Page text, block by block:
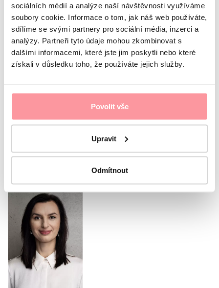
sociálních médií a analýze naší návštěvnosti využíváme
soubory cookie. Informace o tom, jak náš web používáte,
sdílíme se svými partnery pro sociální média, inzerci a
analýzy. Partneři tyto údaje mohou zkombinovat s
dalšími informacemi, které jste jim poskytli nebo které
získali v důsledku toho, že používáte jejich služby.
Povolit vše
Upravit
Odmítnout
Tutte le comunicazioni sono crittografate
utilizzando SSL e seguono le nostre regole
riservatezza
modulo non può essere inviato senza il tuo consenso
Oppure chiama il nostro
coordinatore